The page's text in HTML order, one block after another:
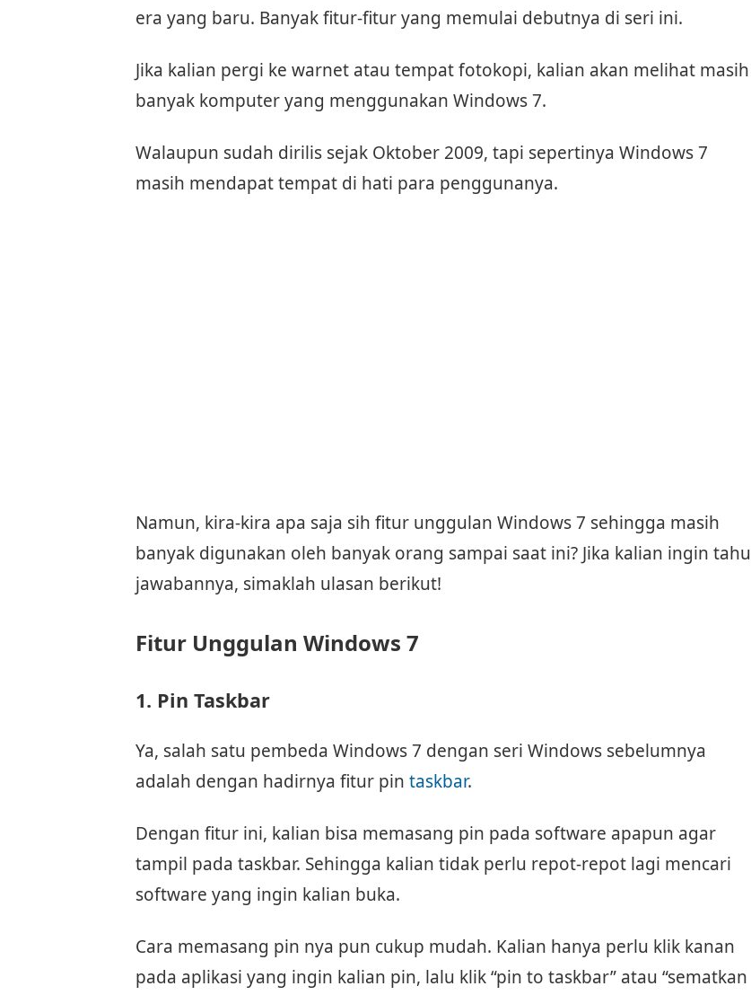
era yang baru. Banyak fitur-fitur yang memulai debutnya di seri ini.
Jika kalian pergi ke warnet atau tempat fotokopi, kalian akan melihat masih
banyak komputer yang menggunakan Windows 7.
Walaupun sudah dirilis sejak Oktober 2009, tapi sepertinya Windows 7
masih mendapat tempat di hati para penggunanya.
Namun, kira-kira apa saja sih fitur unggulan Windows 7 sehingga masih
banyak digunakan oleh banyak orang sampai saat ini? Jika kalian ingin tahu
jawabannya, simaklah ulasan berikut!
Fitur Unggulan Windows 7
1. Pin Taskbar
Ya, salah satu pembeda Windows 7 dengan seri Windows sebelumnya
adalah dengan hadirnya fitur pin taskbar.
Dengan fitur ini, kalian bisa memasang pin pada software apapun agar
tampil pada taskbar. Sehingga kalian tidak perlu repot-repot lagi mencari
software yang ingin kalian buka.
Cara memasang pin nya pun cukup mudah. Kalian hanya perlu klik kanan
pada aplikasi yang ingin kalian pin, lalu klik “pin to taskbar” atau “sematkan